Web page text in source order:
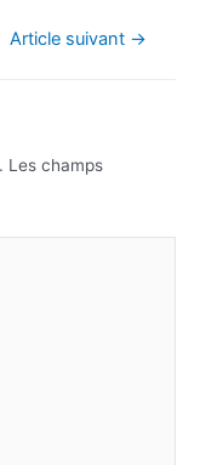
Article suivant →
Les champs